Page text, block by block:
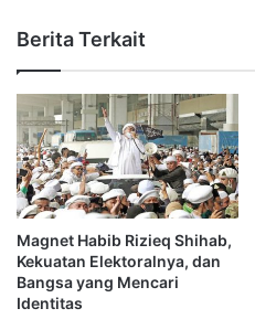
Berita Terkait
Magnet Habib Rizieq Shihab,
Kekuatan Elektoralnya, dan
Bangsa yang Mencari
Identitas